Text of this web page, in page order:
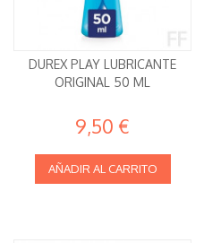
DUREX PLAY LUBRICANTE
ORIGINAL 50 ML
9,50 €
AÑADIR AL CARRITO